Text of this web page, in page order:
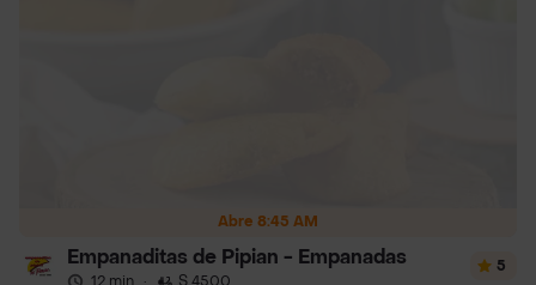
Abre 8:45 AM
Empanaditas de Pipian - Empanadas
12 min · $ 4500
5